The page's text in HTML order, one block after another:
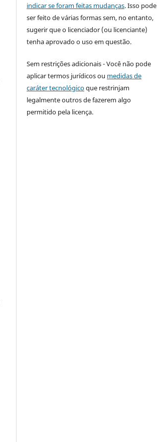
indicar se foram feitas mudanças. Isso pode
ser feito de várias formas sem, no entanto,
sugerir que o licenciador (ou licenciante)
tenha aprovado o uso em questão.
Sem restrições adicionais - Você não pode
aplicar termos jurídicos ou medidas de
caráter tecnológicoque restrinjam
legalmente outros de fazerem algo
permitido pela licença.